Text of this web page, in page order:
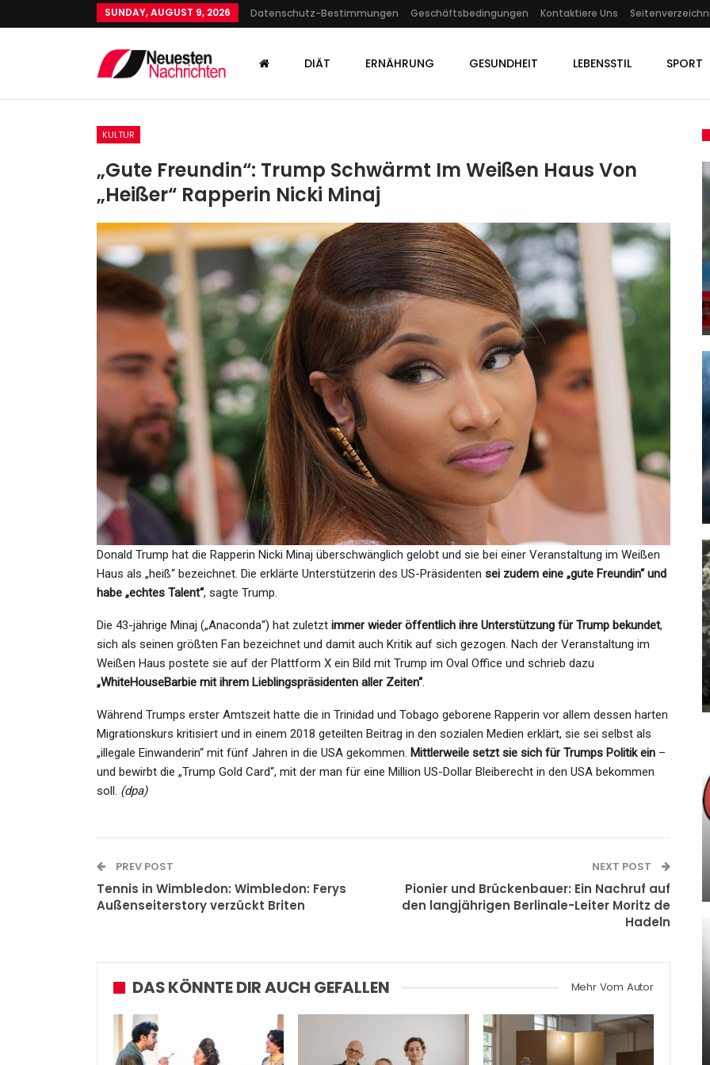
SUNDAY, AUGUST 9, 2026 Datenschutz-Bestimmungen Geschäftsbedingungen Kontaktiere Uns
DIÄT ERNÄHRUNG GESUNDHEIT LEBENSSTIL SPORT
KULTUR
„Gute Freundin“: Trump Schwärmt Im Weißen Haus Von
„heißer“ Rapperin Nicki Minaj
Donald Trump hat die Rapperin Nicki Minaj überschwänglich gelobt und sie bei einer Veranstaltung im Weißen
Haus als „heiß“ bezeichnet. Die erklärte Unterstützerin des US-Präsidenten sei zudem eine „gute Freundin“ und
habe „echtes Talent“, sagte Trump.
Die 43-jährige Minaj („Anaconda“) hat zuletzt immer wieder öffentlich ihre Unterstützung für Trump bekundet,
sich als seinen größten Fan bezeichnet und damit auch Kritik auf sich gezogen. Nach der Veranstaltung im
Weißen Haus postete sie auf der Plattform X ein Bild mit Trump im Oval Office und schrieb dazu
„WhiteHouseBarbie mit ihrem Lieblingspräsidenten aller Zeiten“.
Während Trumps erster Amtszeit hatte die in Trinidad und Tobago geborene Rapperin vor allem dessen harten
Migrationskurs kritisiert und in einem 2018 geteilten Beitrag in den sozialen Medien erklärt, sie sei selbst als
„illegale Einwanderin“ mit fünf Jahren in die USA gekommen. Mittlerweile setzt sie sich für Trumps Politik ein –
und bewirbt die „Trump Gold Card“, mit der man für eine Million US-Dollar Bleiberecht in den USA bekommen
soll. (dpa)
PREV POST
Tennis in Wimbledon: Wimbledon: Ferys
Außenseiterstory verzückt Briten
NEXT POST
Pionier und Brückenbauer: Ein Nachruf auf
den langjährigen Berlinale-Leiter Moritz de
Hadeln
DAS KÖNNTE DIR AUCH GEFALLEN Mehr Vom Autor
Unwetter-Warnung Im Juni
2024: DWD Warnt Vor
Sturzfluten…
Admin May 31, 2024
SPORT
Englischer Fußball-Pokal:
Arsenal Überraschend Raus –…
Apr 5, 2026
Polarlichter Über Deutschland:
Das Steckt Hinter Dem…
Admin May 11, 2024
KULTUR
Initiator Der Kampagne „Save
Social“: Sind Die Sozialen…
Vereinigtes Königreich:
Flugzeug Stürzt Über Dem Berg
Rhigos…
Admin Nov 15, 2024
SPORT
Frauenfußfall: Bayern-
Fußballerinnen Weiter
Tabellenführer
Admin Sep 23, 2024
Volleyball-Finale: BR Volleys
Gleichen Die Serie In…
GESUNDHEIT
Den Deutschen Handballern
Geht Die Luft Aus